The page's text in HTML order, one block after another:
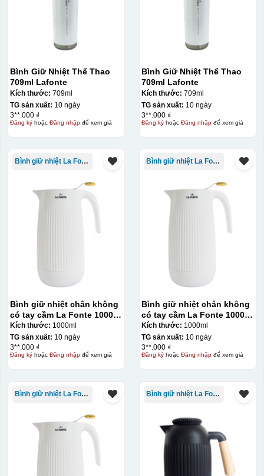
Bình Giữ Nhiệt Thể Thao
709ml Lafonte
Kích thước: 709ml
TG sản xuất: 10 ngày
3**.000 ₫
Đăng kýhoặc Đăng nhậpđể xem giá
Bình Giữ Nhiệt Thể Thao
709ml Lafonte
Kích thước: 709ml
TG sản xuất: 10 ngày
3**.000 ₫
Đăng kýhoặc Đăng nhậpđể xem giá
Bình giữ nhiệt La Fonte
Bình giữ nhiệt chân không
có tay cầm La Fonte 1000ml
– 011655
Kích thước: 1000ml
TG sản xuất: 10 ngày
3**.000 ₫
Đăng kýhoặc Đăng nhậpđể xem giá
Bình giữ nhiệt La Fonte
Bình giữ nhiệt chân không
có tay cầm La Fonte 1000ml
– 011655
Kích thước: 1000ml
TG sản xuất: 10 ngày
3**.000 ₫
Đăng kýhoặc Đăng nhậpđể xem giá
Bình giữ nhiệt La Fonte Bình giữ nhiệt La Fonte